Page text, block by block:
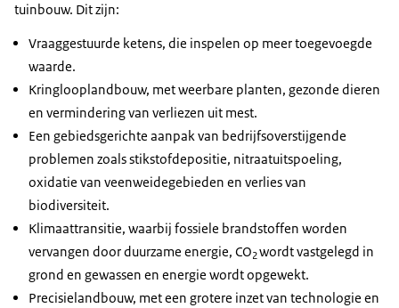
tuinbouw. Dit zijn:
Vraaggestuurde ketens, die inspelen op meer toegevoegde
waarde.
Kringlooplandbouw, met weerbare planten, gezonde dieren
en vermindering van verliezen uit mest.
Een gebiedsgerichte aanpak van bedrijfsoverstijgende
problemen zoals stikstofdepositie, nitraatuitspoeling,
oxidatie van veenweidegebieden en verlies van
biodiversiteit.
Klimaattransitie, waarbij fossiele brandstoffen worden
vervangen door duurzame energie, CO2wordt vastgelegd in
grond en gewassen en energie wordt opgewekt.
Precisielandbouw, met een grotere inzet van technologie en